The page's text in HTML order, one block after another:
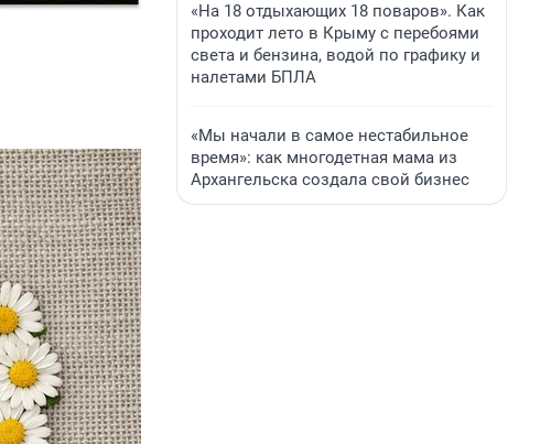
«На 18 отдыхающих 18 поваров». Как
проходит лето в Крыму с перебоями
света и бензина, водой по графику и
налетами БПЛА
«Мы начали в самое нестабильное
время»: как многодетная мама из
Архангельска создала свой бизнес